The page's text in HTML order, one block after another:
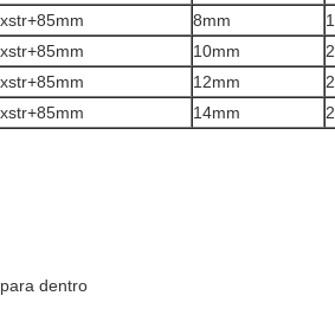
8mm
10mm
12mm
14mm
dentro